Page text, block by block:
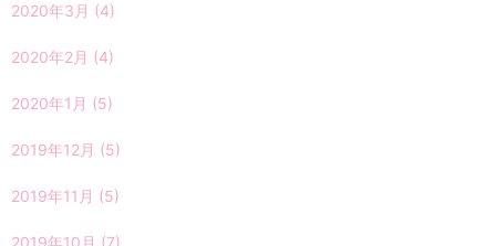
2020年3月 (4)
2020年2月 (4)
2020年1月 (5)
2019年12月 (5)
2019年11月 (5)